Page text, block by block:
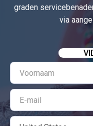
graden
via